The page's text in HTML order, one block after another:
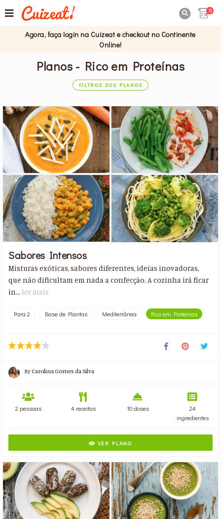
0
Agora, faça login na Cuizeat e checkout no Continente
Online!
Planos - Rico em Proteínas
FILTROS DOS PLANOS
Sabores Intensos
Misturas exóticas, sabores diferentes, ideias inovadoras,
que não dificultam em nada a confecção. A cozinha irá ficar
in... ler mais
Para 2 Base de Plantas Mediterrânea Rico em Proteínas
ByCarolina Gomes da Silva
2 pessoas 4 receitas 10 doses
24
ingredientes
VER PLANO